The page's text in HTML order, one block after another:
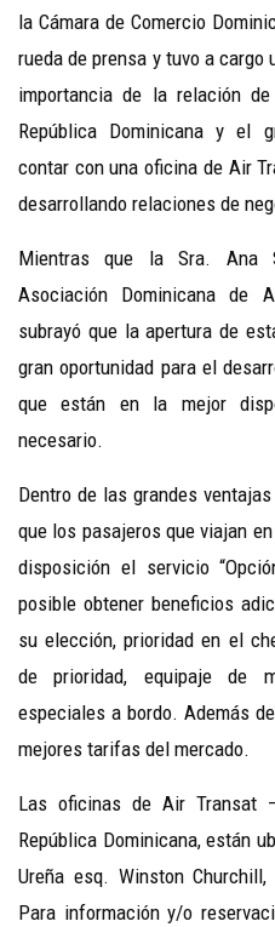
la Cámara de Comercio
rueda de prensa y tuvo a
importancia de la relación
República Dominicana y el
contar con una oficina de Air
desarrollando relaciones de
Mientras que la Sra. Ana
Asociación Dominicana de
subrayó que la apertura de
gran oportunidad para el
que están en la mejor
necesario.
Dentro de las grandes
que los pasajeros que viajan
disposición el servicio
posible obtener beneficios
su elección, prioridad en el
de prioridad, equipaje de
especiales a bordo. Además
mejores tarifas del mercado.
Las oficinas de Air Transat
República Dominicana, están
Ureña esq. Winston
Para información y/o